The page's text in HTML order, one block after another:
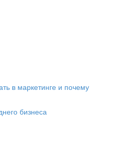
в маркетинге и почему
бизнеса